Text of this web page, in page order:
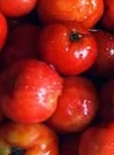
BOLO DE
POLPA DE
INICIO
POLPA DE
POLPA
LIMÃO,
GENGIBRE
POLPA DE
POLPA DE